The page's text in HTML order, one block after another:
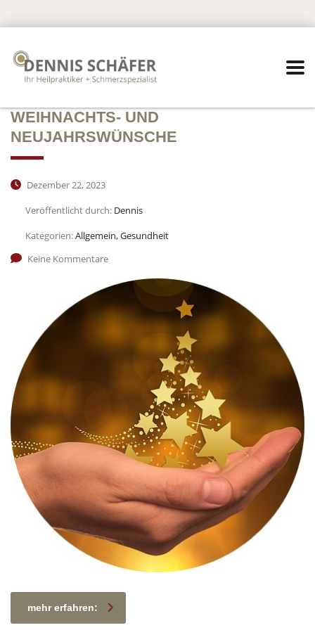
WEIHNACHTS- UND
NEUJAHRSWÜNSCHE
Dezember 22, 2023
Veröffentlicht durch: Dennis
Kategorien:Allgemein, Gesundheit
Keine Kommentare
mehr erfahren: